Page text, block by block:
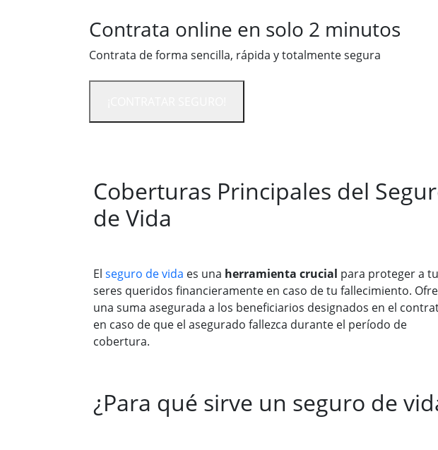
Contrata online en solo 2 minutos
Contrata de forma sencilla, rápida y totalmente segura
Coberturas Principales del
de Vida
El seguro de vida es una herramienta crucial para proteger a
seres queridos financieramente en caso de tu fallecimiento.
una suma asegurada a los beneficiarios designados en el
en caso de que el asegurado fallezca durante el período de
cobertura.
¿Para qué sirve un seguro de